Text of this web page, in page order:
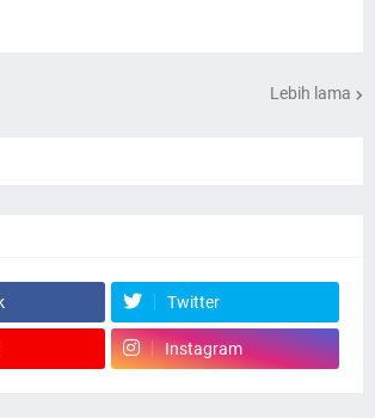
Lebih lama
Twitter
Instagram